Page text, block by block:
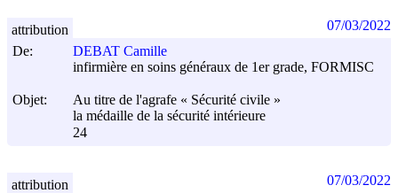
De:
DEBAT Camille
infirmière en soins généraux de 1er grade, FORMISC
Objet:
Au titre de l'agrafe « Sécurité civile »
la médaille de la sécurité intérieure
24
attribution 07/03/2022
attribution 07/03/2022